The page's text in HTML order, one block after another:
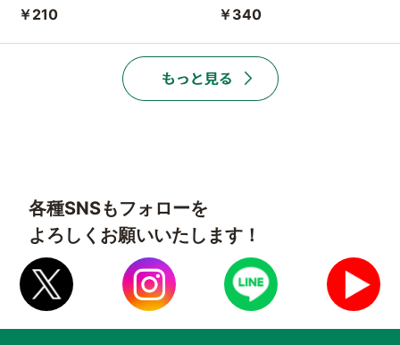
￥210 ￥340
各種SNSもフォローを
よろしくお願いいたします！